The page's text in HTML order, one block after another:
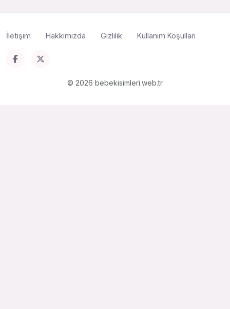
İletişim Hakkımızda Gizlilik Kullanım Koşulları
© 2026 bebekisimleri.web.tr